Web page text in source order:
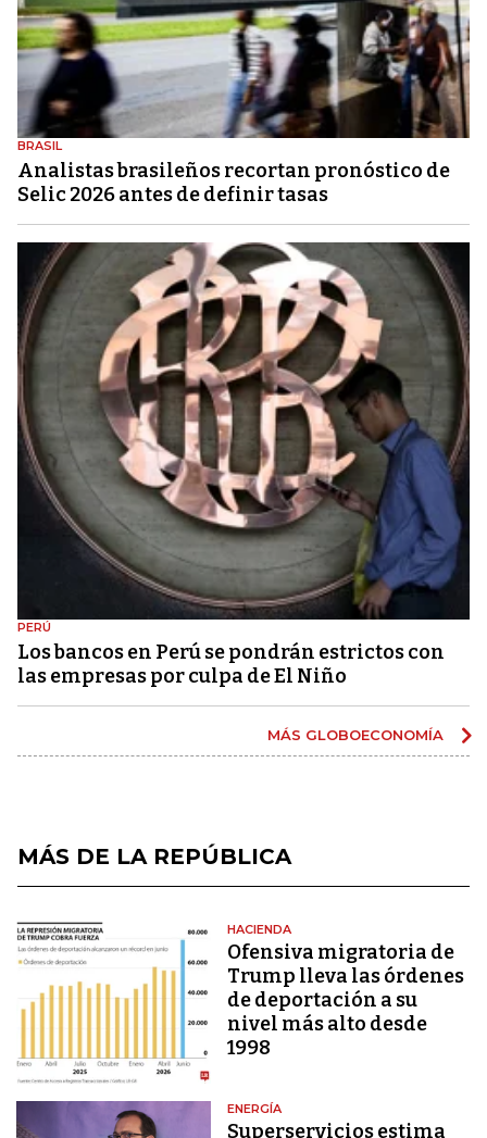
BRASIL
Analistas brasileños recortan pronóstico de
Selic 2026 antes de definir tasas
PERÚ
Los bancos en Perú se pondrán estrictos con
las empresas por culpa de El Niño
MÁS GLOBOECONOMÍA
MÁS DE LA REPÚBLICA
HACIENDA
Ofensiva migratoria de
Trump lleva las órdenes
de deportación a su
nivel más alto desde
1998
ENERGÍA
Superservicios estima